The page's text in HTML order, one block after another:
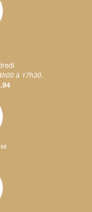
à 17h30.